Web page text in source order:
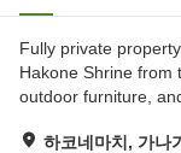
Fully private
Hakone Shrine from
outdoor furniture,
하코네마치, 가나